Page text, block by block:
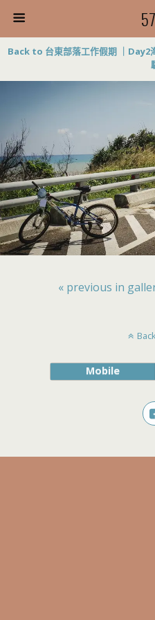
Back to 台東部落工作假期 ｜Day2
« previous in
Mobile